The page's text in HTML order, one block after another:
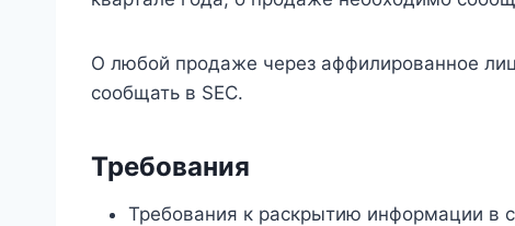
О любой продаже через аффилированное
сообщать в SEC.
Требования
Требования к раскрытию информации в